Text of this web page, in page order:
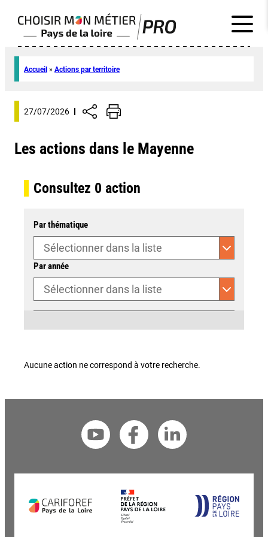
Accueil » Actions par territoire
27/07/2026
Les actions dans le Mayenne
Consultez 0 action
Par thématique
Par année
Aucune action ne correspond à votre recherche.